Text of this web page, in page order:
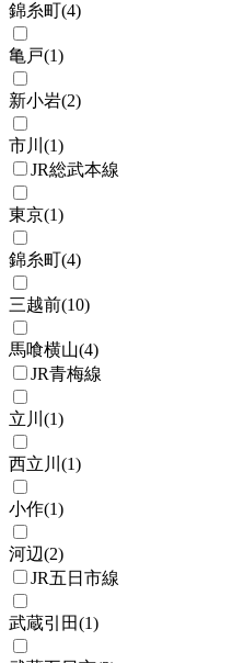
錦糸町(4)
亀戸(1)
新小岩(2)
市川 (1)
JR総武本線
東京(1)
錦糸町(4)
三越前(10)
馬喰横山(4)
JR青梅線
立川 (1)
西立川 (1)
小作(1)
河辺(2)
JR五日市線
武蔵引田(1)